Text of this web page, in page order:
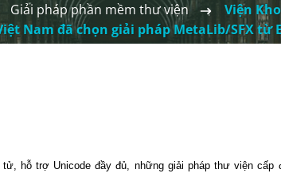
Giải pháp phần mềm thư viện
Viện
Nam đã chọn giải pháp MetaLib/SFX từ
hỗ trợ Unicode đầy đủ, những giải pháp thư viện